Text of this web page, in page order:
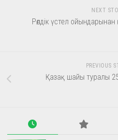
NEXT
Рөлдік үстел ойындарынан
PREVIOUS
Қазақ шайы туралы